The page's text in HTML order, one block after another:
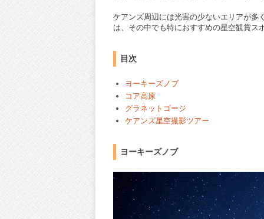
ケアンズ周辺には光害の少ないエリアが多
は、その中でも特におすすめの星空観賞ス
目次
ヨーキーズノブ
コア高原
グラネットゴージ
ケアンズ星空撮影ツアー
ヨーキーズノブ